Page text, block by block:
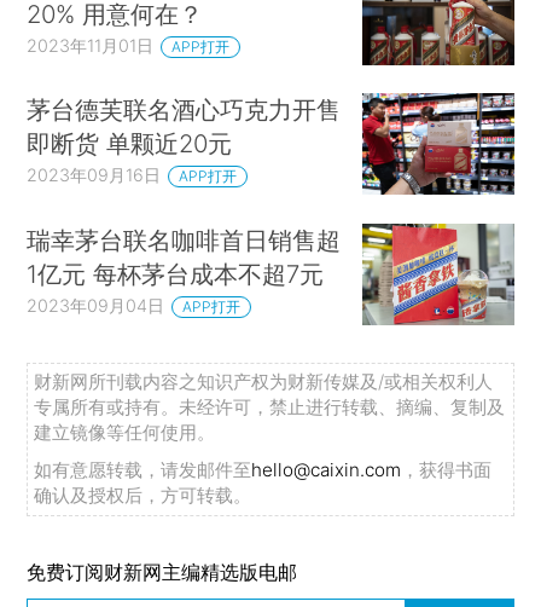
20% 用意何在？
2023年11月01日 APP打开
茅台德芙联名酒心巧克力开售
即断货 单颗近20元
2023年09月16日 APP打开
瑞幸茅台联名咖啡首日销售超
1亿元 每杯茅台成本不超7元
2023年09月04日 APP打开
财新网所刊载内容之知识产权为财新传媒及/或相关权利人
专属所有或持有。未经许可，禁止进行转载、摘编、复制及
建立镜像等任何使用。
如有意愿转载，请发邮件至hello@caixin.com ，获得书面
确认及授权后，方可转载。
免费订阅财新网主编精选版电邮